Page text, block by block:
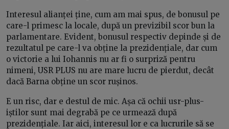
Interesul alianței ține, cum am mai spus, de bonusul pe
care-l primesc la locale, după un previzibil scor bun la
parlamentare. Evident, bonusul respectiv depinde și de
rezultatul pe care-l va obține la prezidențiale, dar cum
o victorie a lui Iohannis nu ar fi o surpriză pentru
nimeni, USR PLUS nu are mare lucru de pierdut, decât
dacă Barna obține un scor rușinos.
E un risc, dar e destul de mic. Așa că ochii usr-plus-
iștilor sunt mai degrabă pe ce urmează după
prezidențiale. Iar aici, interesul lor e ca lucrurile să se